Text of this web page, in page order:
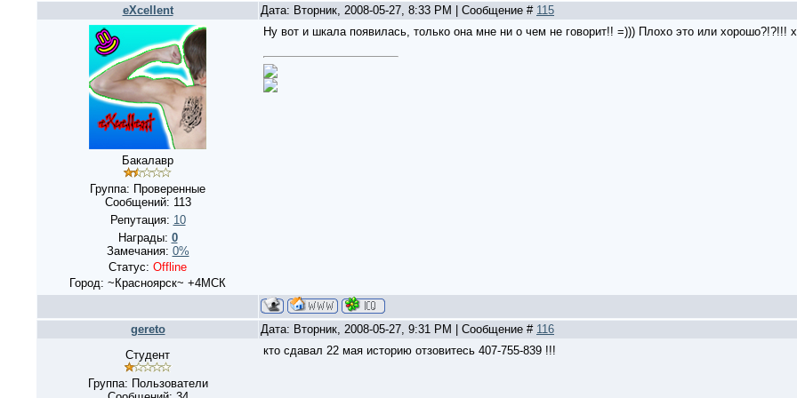
eXcellent Дата: Вторник, 2008-05-27, 8:33 PM | Сообщение # 115
Бакалавр
Группа: Проверенные
Сообщений: 113
Репутация: 10
Награды: 0
Замечания: 0%
Статус: Offline
Город: ~Красноярск~ +4МСК
Ну вот и шкала появилась, только она мне ни о чем не говорит!! =))) Плохо это или хорошо?!?!!!
gereto Дата: Вторник, 2008-05-27, 9:31 PM | Сообщение # 116
Студент
Группа: Пользователи
кто сдавал 22 мая историю отзовитесь 407-755-839 !!!